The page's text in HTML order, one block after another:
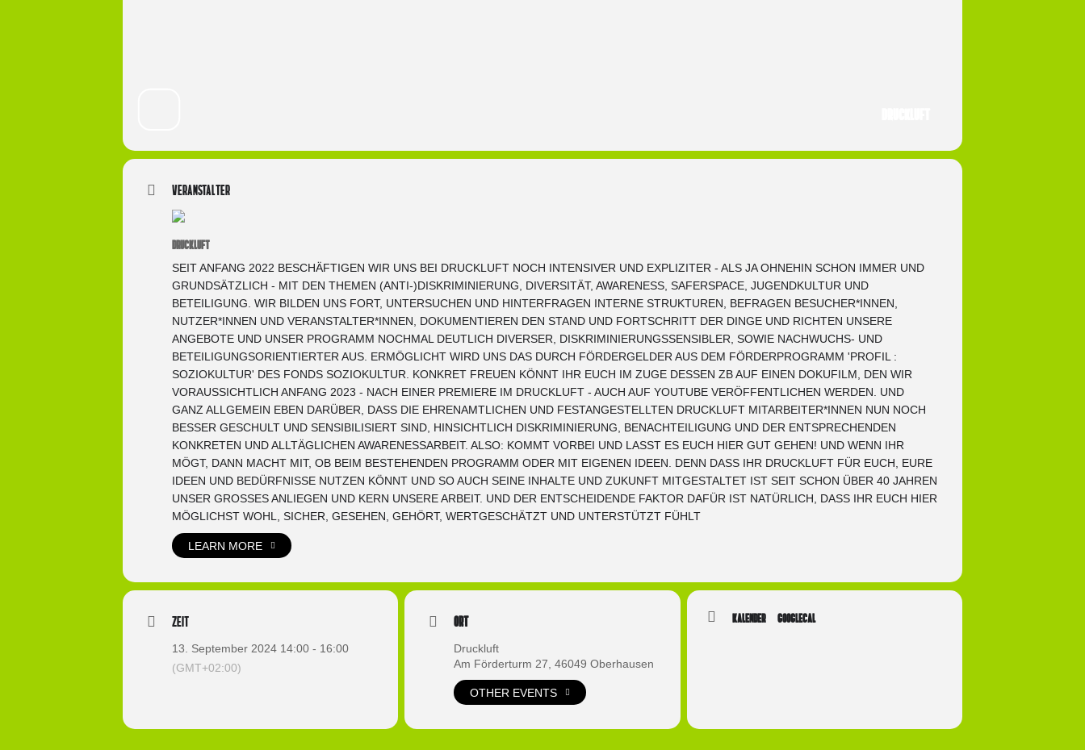
Veranstalter
DRUCKLUFT
SEIT ANFANG 2022 BESCHÄFTIGEN WIR UNS BEI DRUCKLUFT NOCH INTENSIVER UND EXPLIZITER - ALS JA OHNEHIN SCHON IMMER UND
GRUNDSÄTZLICH - MIT DEN THEMEN (ANTI-)DISKRIMINIERUNG, DIVERSITÄT, AWARENESS, SAFERSPACE, JUGENDKULTUR UND
BETEILIGUNG. WIR BILDEN UNS FORT, UNTERSUCHEN UND HINTERFRAGEN INTERNE STRUKTUREN, BEFRAGEN BESUCHER*INNEN,
NUTZER*INNEN UND VERANSTALTER*INNEN, DOKUMENTIEREN DEN STAND UND FORTSCHRITT DER DINGE UND RICHTEN UNSERE
ANGEBOTE UND UNSER PROGRAMM NOCHMAL DEUTLICH DIVERSER, DISKRIMINIERUNGSSENSIBLER, SOWIE NACHWUCHS- UND
BETEILIGUNGSORIENTIERTER AUS. ERMÖGLICHT WIRD UNS DAS DURCH FÖRDERGELDER AUS DEM FÖRDERPROGRAMM 'PROFIL :
SOZIOKULTUR' DES FONDS SOZIOKULTUR. KONKRET FREUEN KÖNNT IHR EUCH IM ZUGE DESSEN ZB AUF EINEN DOKUFILM, DEN WIR
VORAUSSICHTLICH ANFANG 2023 - NACH EINER PREMIERE IM DRUCKLUFT - AUCH AUF YOUTUBE VERÖFFENTLICHEN WERDEN. UND
GANZ ALLGEMEIN EBEN DARÜBER, DASS DIE EHRENAMTLICHEN UND FESTANGESTELLTEN DRUCKLUFT MITARBEITER*INNEN NUN NOCH
BESSER GESCHULT UND SENSIBILISIERT SIND, HINSICHTLICH DISKRIMINIERUNG, BENACHTEILIGUNG UND DER ENTSPRECHENDEN
KONKRETEN UND ALLTÄGLICHEN AWARENESSARBEIT. ALSO: KOMMT VORBEI UND LASST ES EUCH HIER GUT GEHEN! UND WENN IHR
MÖGT, DANN MACHT MIT, OB BEIM BESTEHENDEN PROGRAMM ODER MIT EIGENEN IDEEN. DENN DASS IHR DRUCKLUFT FÜR EUCH, EURE
IDEEN UND BEDÜRFNISSE NUTZEN KÖNNT UND SO AUCH SEINE INHALTE UND ZUKUNFT MITGESTALTET IST SEIT SCHON ÜBER 40 JAHREN
UNSER GROSSES ANLIEGEN UND KERN UNSERE ARBEIT. UND DER ENTSCHEIDENDE FAKTOR DAFÜR IST NATÜRLICH, DASS IHR EUCH HIER
MÖGLICHST WOHL, SICHER, GESEHEN, GEHÖRT, WERTGESCHÄTZT UND UNTERSTÜTZT FÜHLT
LEARN MORE
Zeit
13. September 2024 14:00 - 16:00
(GMT+02:00)
Ort
Druckluft
Am Förderturm 27, 46049 Oberhausen
OTHER EVENTS
KALENDER GOOGLECAL